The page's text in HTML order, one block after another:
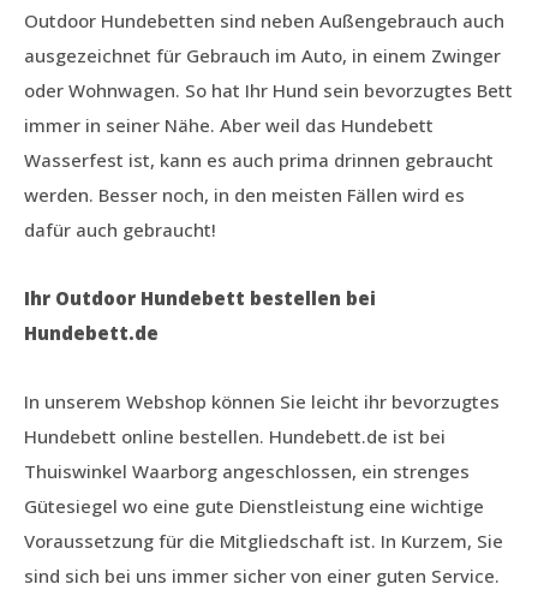
Outdoor Hundebetten sind neben Außengebrauch auch
ausgezeichnet für Gebrauch im Auto, in einem Zwinger
oder Wohnwagen. So hat Ihr Hund sein bevorzugtes Bett
immer in seiner Nähe. Aber weil das Hundebett
Wasserfest ist, kann es auch prima drinnen gebraucht
werden. Besser noch, in den meisten Fällen wird es
dafür auch gebraucht!
Ihr Outdoor Hundebett bestellen bei
Hundebett.de
In unserem Webshop können Sie leicht ihr bevorzugtes
Hundebett online bestellen. Hundebett.de ist bei
Thuiswinkel Waarborg angeschlossen, ein strenges
Gütesiegel wo eine gute Dienstleistung eine wichtige
Voraussetzung für die Mitgliedschaft ist. In Kurzem, Sie
sind sich bei uns immer sicher von einer guten Service.